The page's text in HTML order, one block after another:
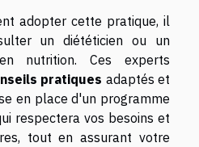
adopter cette pratique, il
un diététicien ou un
nutrition. Ces experts
pratiques adaptés et
en place d'un programme
respectera vos besoins et
tout en assurant votre